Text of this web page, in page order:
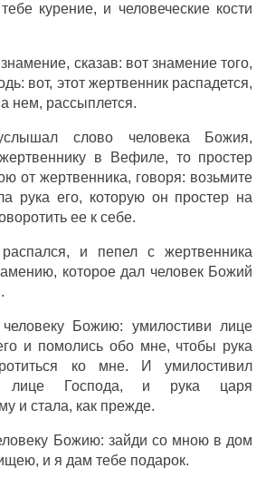
курение, и человеческие кости
знамение, сказав: вотзнамение того,
: вот, этот жертвенник распадется,
нем, рассыплется.
слово человека Божия,
жертвеннику в Вефиле, то простер
отжертвенника, говоря: возьмите
рука его, которую он простер на
ее к себе.
распался, и пепел сжертвенника
, которое дал человек Божий
.
человеку Божию: умилостиви
лице
и помолись обо мне, чтобы рука
ко мне. Иумилостивил
лице Господа, и рука
царя
и стала, как прежде.
Божию: зайди со мною в дом
и я дам тебе подарок.